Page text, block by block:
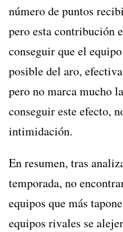
número de puntos
pero esta contribución
conseguir que el
posible del aro,
pero no marca mucho
conseguir este efecto,
intimidación.
En resumen, tras
temporada, no
equipos que más
equipos rivales se